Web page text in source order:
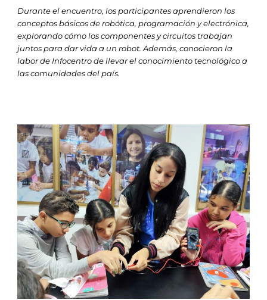
Durante el encuentro, los participantes aprendieron los
conceptos básicos de robótica, programación y electrónica,
explorando cómo los componentes y circuitos trabajan
juntos para dar vida a un robot. Además, conocieron la
labor de Infocentro de llevar el conocimiento tecnológico a
las comunidades del país.